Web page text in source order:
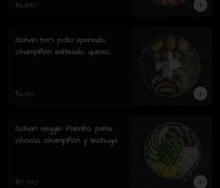
$6.890
Gohan tori: pollo apanado,
champiñón salteado, queso
$6.190
Gohan veggie: Palmito, palta,
choclo, champiñón y lechuga.
$5.790